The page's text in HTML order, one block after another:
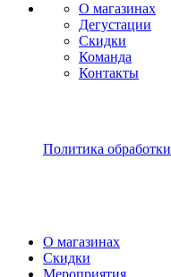
О магазинах
Дегустации
Скидки
Команда
Контакты
Политика
О магазинах
Скидки